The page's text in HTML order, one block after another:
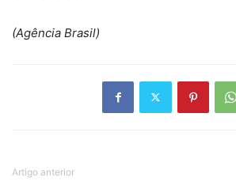
(Agência Brasil)
Artigo anterior